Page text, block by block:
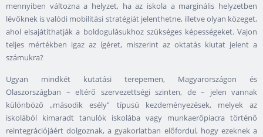
mennyiben változna a helyzet, ha az iskola a marginális helyzetben
lévőknek is valódi mobilitási stratégiát jelenthetne, illetve olyan közeget,
ahol elsajátíthatják a boldogulásukhoz szükséges képességeket. Vajon
teljes mértékben igaz az ígéret, miszerint az oktatás kiutat jelent a
számukra?
Ugyan mindkét kutatási terepemen, Magyarországon és
Olaszországban – eltérő szervezettségi szinten, de – jelen vannak
különböző „második esély” típusú kezdeményezések, melyek az
iskolából kimaradt tanulók iskolába vagy munkaerőpiacra történő
reintegrációjáért dolgoznak, a gyakorlatban előfordul, hogy ezeknek a